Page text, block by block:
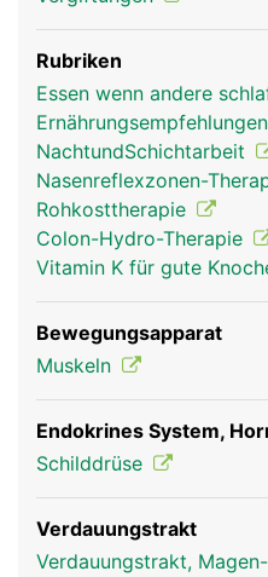
Rubriken
Essen wenn andere
NachtundSchichtarbeit
Nasenreflexzonen-
Rohkosttherapie
Colon-Hydro-Therapie
Vitamin K für gute
Bewegungsapparat
Muskeln
Endokrines System,
Schilddrüse
Verdauungstrakt
Verdauungstrakt,